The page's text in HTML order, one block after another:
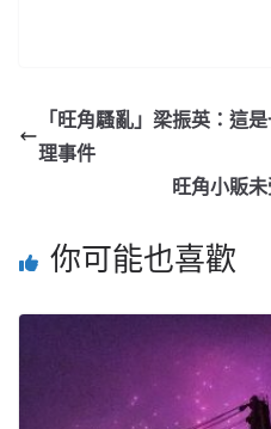
「旺角騷亂」梁振英：這
理事件
旺角小販
你可能也喜歡